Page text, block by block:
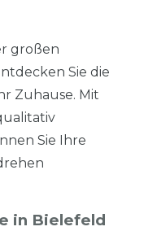
großen
Sie die
Zuhause. Mit
Sie Ihre
in Bielefeld